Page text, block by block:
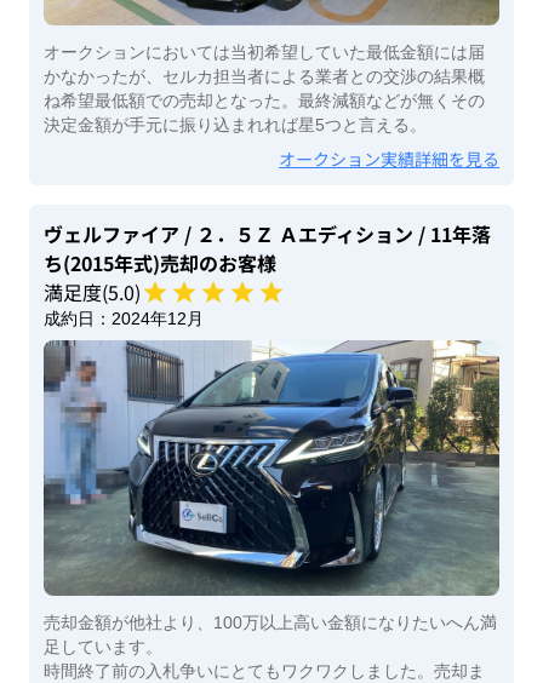
オークションにおいては当初希望していた最低金額には届
かなかったが、セルカ担当者による業者との交渉の結果概
ね希望最低額での売却となった。最終減額などが無くその
決定金額が手元に振り込まれれば星5つと言える。
オークション実績詳細を見る
ヴェルファイア / ２．５Ｚ Ａエディション / 11年落
ち(2015年式)売却のお客様
満足度(5.0)
成約日： 2024年12月
売却金額が他社より、100万以上高い金額になりたいへん満
足しています。
時間終了前の入札争いにとてもワクワクしました。売却ま